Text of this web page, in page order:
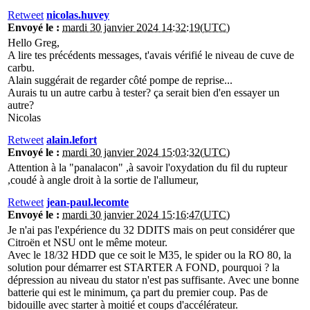
Retweet nicolas.huvey
Envoyé le : mardi 30 janvier 2024 14:32:19(UTC)
Hello Greg,
A lire tes précédents messages, t'avais vérifié le niveau de cuve de
carbu.
Alain suggérait de regarder côté pompe de reprise...
Aurais tu un autre carbu à tester? ça serait bien d'en essayer un
autre?
Nicolas
Retweet alain.lefort
Envoyé le : mardi 30 janvier 2024 15:03:32(UTC)
Attention à la "panalacon" ,à savoir l'oxydation du fil du rupteur
,coudé à angle droit à la sortie de l'allumeur,
Retweet jean-paul.lecomte
Envoyé le : mardi 30 janvier 2024 15:16:47(UTC)
Je n'ai pas l'expérience du 32 DDITS mais on peut considérer que
Citroën et NSU ont le même moteur.
Avec le 18/32 HDD que ce soit le M35, le spider ou la RO 80, la
solution pour démarrer est STARTER A FOND, pourquoi ? la
dépression au niveau du stator n'est pas suffisante. Avec une bonne
batterie qui est le minimum, ça part du premier coup. Pas de
bidouille avec starter à moitié et coups d'accélérateur.